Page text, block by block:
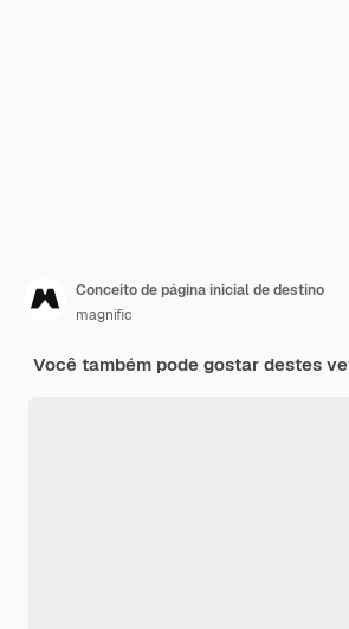
Conceito de página inicial de destino
magnific
Você também pode gostar destes